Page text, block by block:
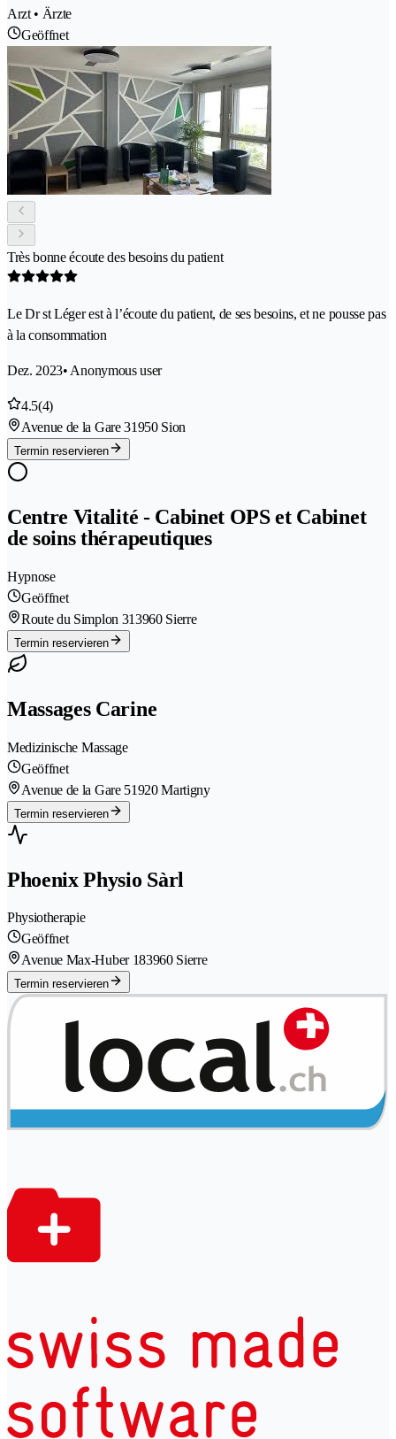
Arzt • Ärzte
Geöffnet
Très bonne écoute des besoins du patient
Le Dr st Léger est à l’écoute du patient, de ses besoins, et ne pousse pas
à la consommation
Dez. 2023• Anonymous user
4.5(4)
Avenue de la Gare 31950 Sion
Termin reservieren
Centre Vitalité - Cabinet OPS et Cabinet
de soins thérapeutiques
Hypnose
Geöffnet
Route du Simplon 313960 Sierre
Termin reservieren
Massages Carine
Medizinische Massage
Geöffnet
Avenue de la Gare 51920 Martigny
Termin reservieren
Phoenix Physio Sàrl
Physiotherapie
Geöffnet
Avenue Max-Huber 183960 Sierre
Termin reservieren